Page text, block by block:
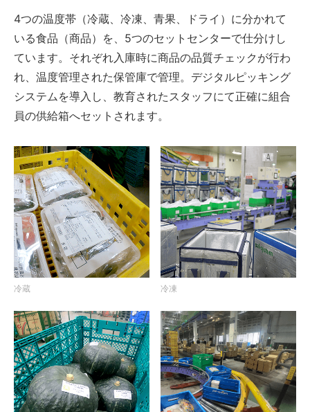
4つの温度帯（冷蔵、冷凍、青果、ドライ）に分かれて
いる食品（商品）を、5つのセットセンターで仕分けし
ています。それぞれ入庫時に商品の品質チェックが行わ
れ、温度管理された保管庫で管理。デジタルピッキング
システムを導入し、教育されたスタッフにて正確に組合
員の供給箱へセットされます。
冷蔵 冷凍